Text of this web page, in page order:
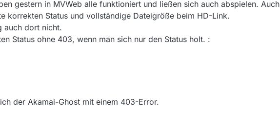
gestern in MVWeb alle funktioniert und ließen sich auch abspielen. Auch
korrekten Status und vollständige Dateigröße beim HD-Link.
auch dort nicht.
Status ohne 403, wenn man sich nur den Status holt. :
der Akamai-Ghost mit einem 403-Error.